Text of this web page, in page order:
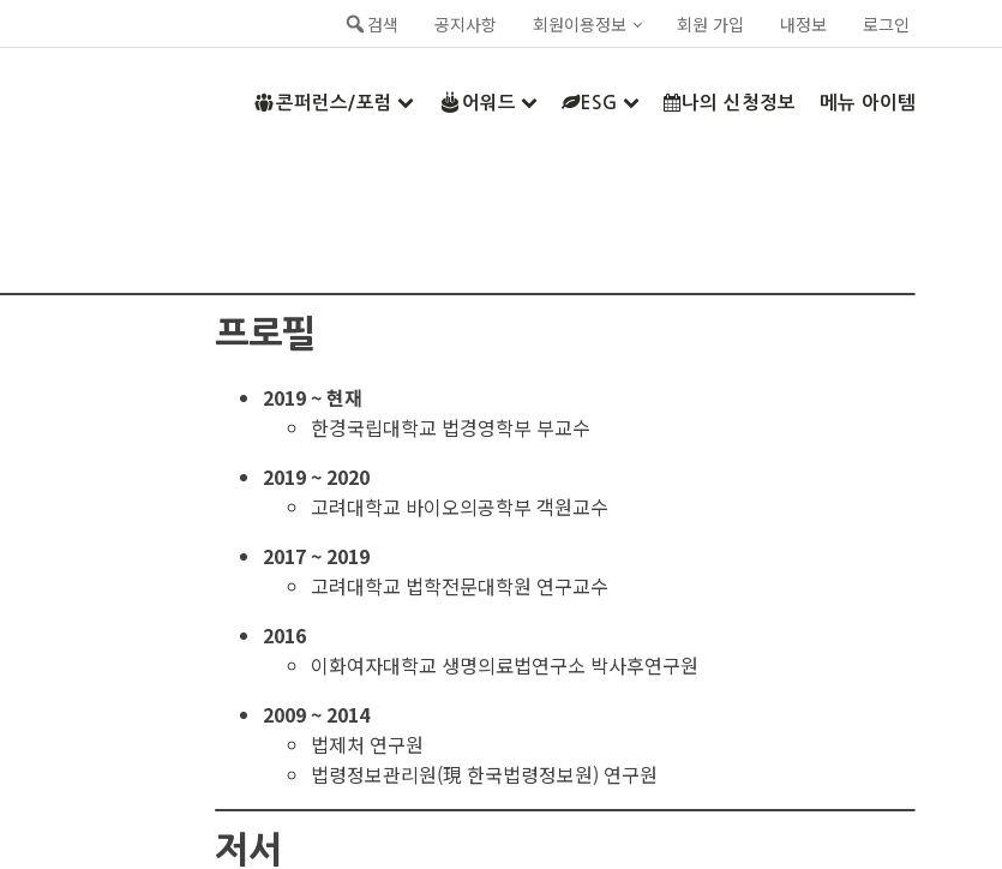
검색 공지사항 회원이용정보 회원 가입 내정보 로그인
콘퍼런스/포럼 어워드 ESG 나의 신청정보 메뉴 아이템
프로필
2019 ~ 현재
한경국립대학교 법경영학부 부교수
2019 ~ 2020
고려대학교 바이오의공학부 객원교수
2017 ~ 2019
고려대학교 법학전문대학원 연구교수
2016
이화여자대학교 생명의료법연구소 박사후연구원
2009 ~ 2014
법제처 연구원
법령정보관리원(現 한국법령정보원) 연구원
저서